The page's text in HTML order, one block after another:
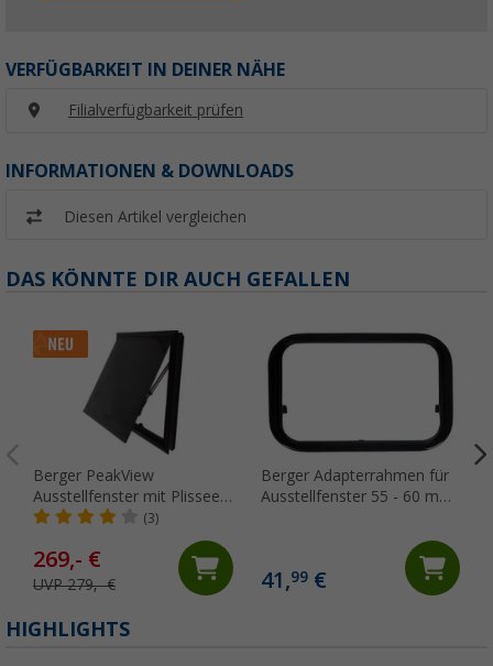
VERFÜGBARKEIT IN DEINER NÄHE
Filialverfügbarkeit prüfen
INFORMATIONEN & DOWNLOADS
Diesen Artikel vergleichen
DAS KÖNNTE DIR AUCH GEFALLEN
Berger PeakView
Ausstellfenster mit Plissee
800 x 450
(3)
269,- €
UVP 279,- €
Berger Adapterrahmen für
Ausstellfenster 55 - 60 mm
41,99€
HIGHLIGHTS